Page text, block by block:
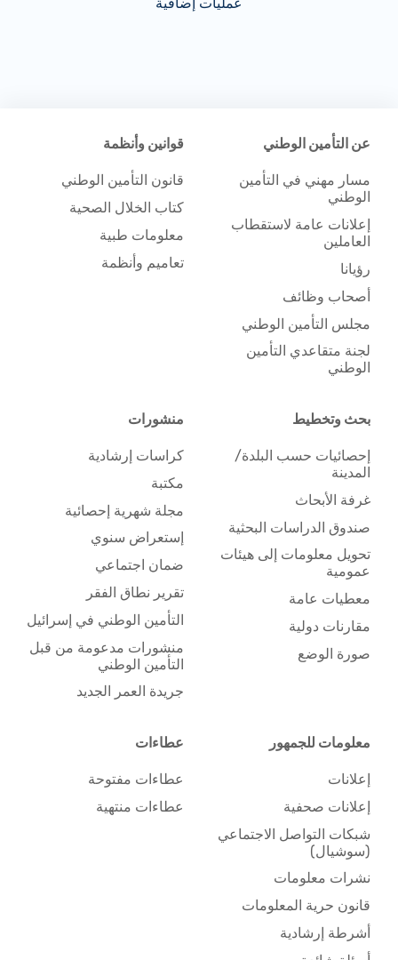
عن التأمين الوطني
مسار مهني في التأمين
الوطني
إعلانات عامة لاستقطاب
العاملين
رؤيانا
أصحاب وظائف
مجلس التأمين الوطني
لجنة متقاعدي التأمين
الوطني
قوانين وأنظمة
قانون التأمين الوطني
كتاب الخلال الصحية
معلومات طبية
تعاميم وأنظمة
بحث وتخطيط
إحصائيات حسب البلدة/
المدينة
غرفة الأبحاث
صندوق الدراسات البحثية
تحويل معلومات إلى هيئات
عمومية
معطيات عامة
مقارنات دولية
صورة الوضع
منشورات
كراسات إرشادية
مكتبة
مجلة شهرية إحصائية
إستعراض سنوي
ضمان اجتماعي
تقرير نطاق الفقر
التأمين الوطني في إسرائيل
منشورات مدعومة من قبل
التأمين الوطني
جريدة العمر الجديد
معلومات للجمهور
إعلانات
إعلانات صحفية
شبكات التواصل الاجتماعي
(سوشيال)
نشرات معلومات
قانون حرية المعلومات
أشرطة إرشادية
عطاءات
عطاءات مفتوحة
عطاءات منتهية